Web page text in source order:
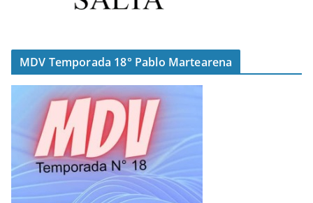
MDV Temporada 18° Pablo Martearena